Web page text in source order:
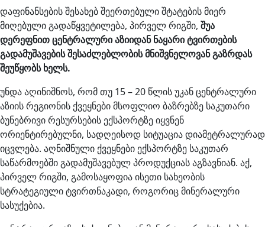
დაფინანსების შესახებ შეერთებული შტატების მიერ
მიღებული გადაწყვეტილება, პირველ რიგში, შუა
დერეფნით ცენტრალური აზიიდან ნაყარი ტვირთების
გადამუშავების შესაძლებლობის მნიშვნელოვან გაზრდას
შეუწყობს ხელს.
უნდა აღინიშნოს, რომ თუ 15 – 20 წლის უკან ცენტრალური
აზიის რეგიონის ქვეყნები მსოფლიო ბაზრებზე საკუთარი
ბუნებრივი რესურსების ექსპორტზე იყვნენ
ორიენტირებულნი, სადღეისოდ სიტუაცია დიამეტრალურად
იცვლება. აღნიშნული ქვეყნები ექსპორტზე საკუთარ
საწარმოებში გადამუშავებულ პროდუქციას აგზავნიან. აქ,
პირველ რიგში, გამოსაყოფია ისეთი სახეობის
სტრატეგიული ტვირთნაკადი, როგორიც მინერალური
სასუქებია.